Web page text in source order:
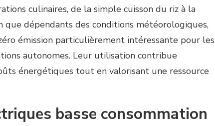
culinaires, de la simple cuisson du riz à la
que dépendants des conditions météorologiques,
émission particulièrement intéressante pour les
autonomes. Leur utilisation contribue
énergétiques tout en valorisant une ressource
basse consommation